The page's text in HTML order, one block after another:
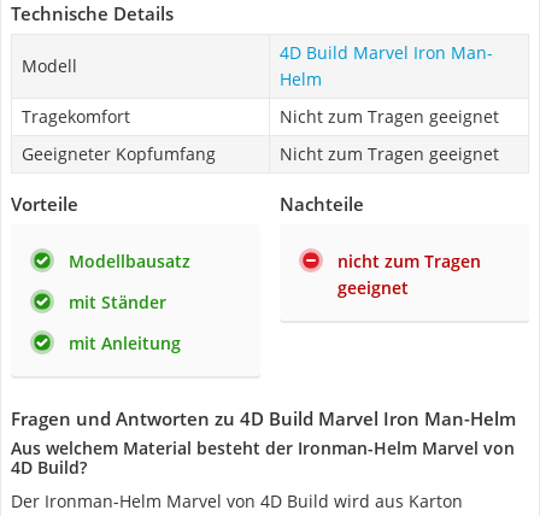
Technische Details
Modell
4D Build Marvel Iron Man-
Helm
Tragekomfort
Nicht zum Tragen geeignet
Geeigneter Kopfumfang
Nicht zum Tragen geeignet
Vorteile
Modellbausatz
mit Ständer
mit Anleitung
Nachteile
nicht zum Tragen
geeignet
Fragen und Antworten zu 4D Build Marvel Iron Man-Helm
Aus welchem Material besteht der Ironman-Helm Marvel von
4D Build?
Der Ironman-Helm Marvel von 4D Build wird aus Karton